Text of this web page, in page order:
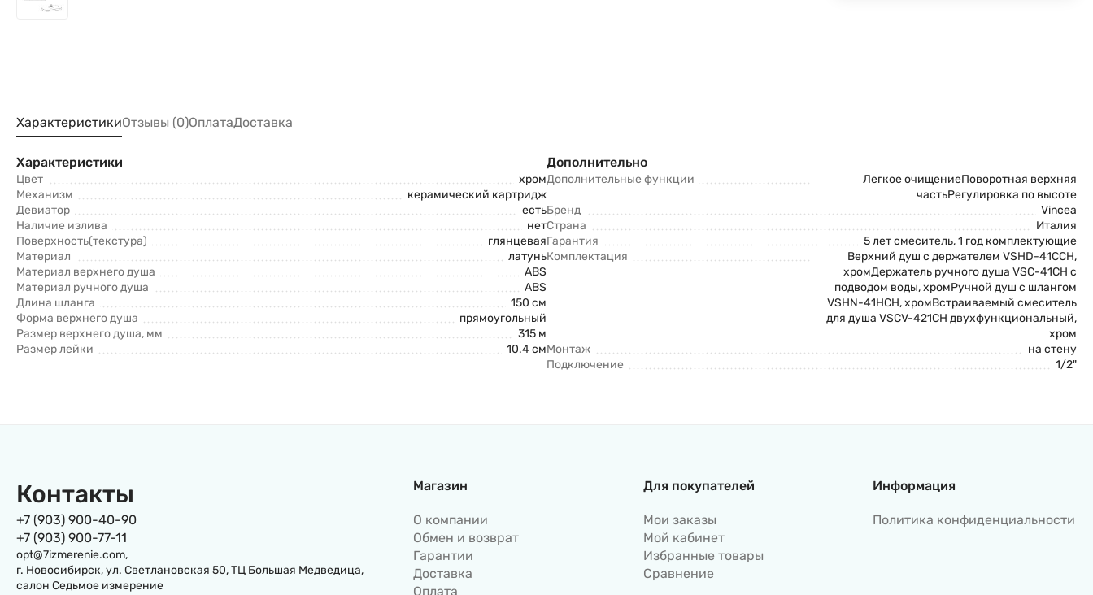
ХарактеристикиОтзывы (0)ОплатаДоставка
Характеристики
Цвет
хром
Механизм
керамический картридж
Девиатор
есть
Наличие излива
нет
Поверхность(текстура)
глянцевая
Материал
латунь
Материал верхнего душа
ABS
Материал ручного душа
ABS
Длина шланга
150 см
Форма верхнего душа
прямоугольный
Размер верхнего душа, мм
315 м
Размер лейки
10.4 см
Дополнительно
Дополнительные функции
Легкое очищениеПоворотная верхняя
частьРегулировка по высоте
Бренд
Vincea
Страна
Италия
Гарантия
5 лет смеситель, 1 год комплектующие
Комплектация
Верхний душ с держателем VSHD-41CCH,
хромДержатель ручного душа VSC-41CH с
подводом воды, хромРучной душ с шлангом
VSHN-41HCH, хромВстраиваемый смеситель
для душа VSCV-421CH двухфункциональный,
хром
Монтаж
на стену
Подключение
1/2"
Контакты
+7 (903) 900-40-90
+7 (903) 900-77-11
opt@7izmerenie.com,
г. Новосибирск, ул. Светлановская 50, ТЦ Большая Медведица,
салон Седьмое измерение
Магазин
О компании
Обмен и возврат
Гарантии
Доставка
Оплата
Для покупателей
Мои заказы
Мой кабинет
Избранные товары
Сравнение
Информация
Политика конфиденциальности